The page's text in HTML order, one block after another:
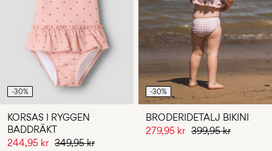
frågor?
Om
Sverige
/
svenska
-30%
KORSAS I RYGGEN
BADDRÄKT
244,95 kr 349,95 kr
-30%
BRODERIDETALJ BIKINI
279,95 kr 399,95 kr